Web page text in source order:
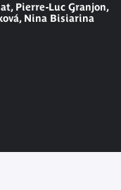
Pierre-Luc Granjon,
Nina Bisiarina